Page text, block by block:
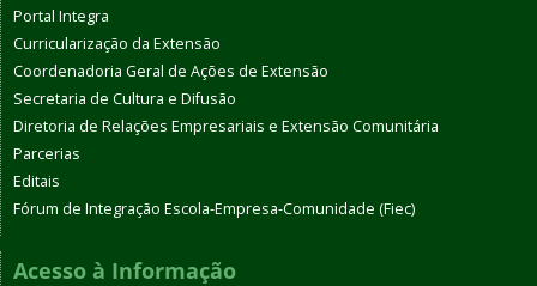
Portal Integra
Curricularização da Extensão
Coordenadoria Geral de Ações de Extensão
Secretaria de Cultura e Difusão
Diretoria de Relações Empresariais e Extensão Comunitária
Parcerias
Editais
Fórum de Integração Escola-Empresa-Comunidade (Fiec)
Acesso à Informação